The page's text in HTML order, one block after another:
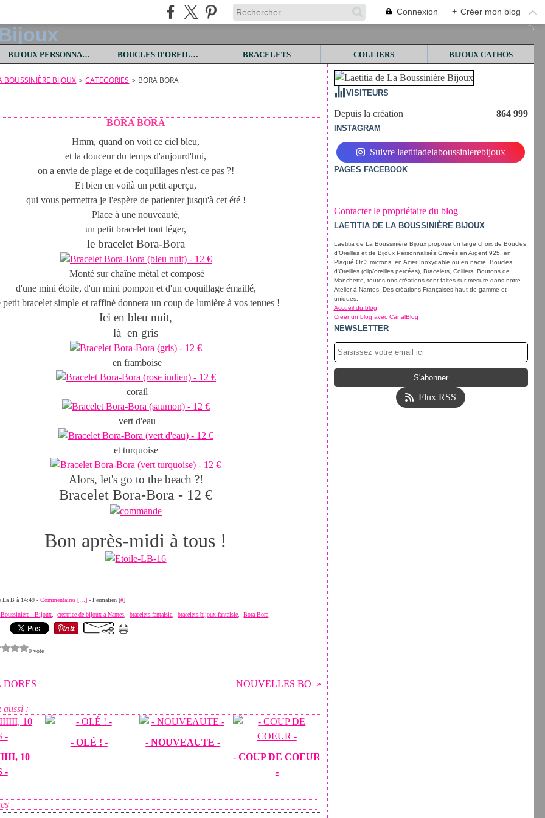
Connexion + Créer mon blog
BIJOUX PERSONNALISES BOUCLES D'OREILLES BRACELETS COLLIERS BIJOUX CATHOS
BOUSSINIÈRE BIJOUX > CATEGORIES > BORA BORA
BORA BORA
Hmm, quand on voit ce ciel bleu,
et la douceur du temps d'aujourd'hui,
on a envie de plage et de coquillages n'est-ce pas ?!
Et bien en voilà un petit aperçu,
qui vous permettra je l'espère de patienter jusqu'à cet été !
Place à une nouveauté,
un petit bracelet tout léger,
le bracelet Bora-Bora
Monté sur chaîne métal et composé
d'une mini étoile, d'un mini pompon et d'un coquillage émaillé,
petit bracelet simple et raffiné donnera un coup de lumière à vos tenues !
Ici en bleu nuit,
là en gris
en framboise
corail
vert d'eau
et turquoise
Alors, let's go to the beach ?!
Bracelet Bora-Bora - 12 €
Bon après-midi à tous !
La B à 14:49 -Commentaires [ …] - Permalien [#]
- Bijoux ,créatrice de bijoux à Nantes ,bracelets fantaisie ,bracelets bijoux fantaisie ,Bora Bora
0 vote
DORES NOUVELLES BO
aussi :
10
-
- OLÉ ! -
- NOUVEAUTE -
- COUP DE COEUR
-
VISITEURS
Depuis la création 864 999
INSTAGRAM
Suivre laetitiadelaboussinierebijoux
PAGES FACEBOOK
Contacter le propriétaire du blog
LAETITIA DE LA BOUSSINIÈRE BIJOUX
Laetitia de La Boussinière Bijoux propose un large choix de Boucles
d'Oreilles et de Bijoux Personnalisés Gravés en Argent 925, en
Plaqué Or 3 microns, en Acier Inoxydable ou en nacre. Boucles
d'Oreilles (clip/oreilles percées), Bracelets, Colliers, Boutons de
Manchette, toutes nos créations sont faites sur mesure dans notre
Atelier à Nantes. Des créations Françaises haut de gamme et
uniques.
Accueil du blog
Créer un blog avec CanalBlog
NEWSLETTER
Flux RSS